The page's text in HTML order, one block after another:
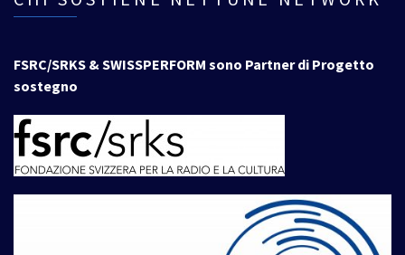
FSRC/SRKS & SWISSPERFORM sono Partner di Progetto
sostegno